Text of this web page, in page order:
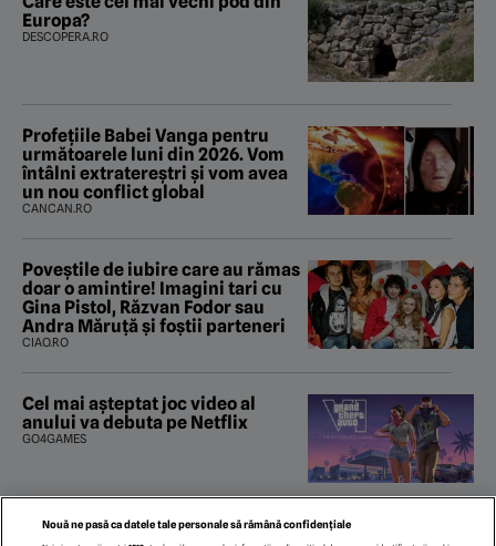
Europa?
DESCOPERA.RO
Profețiile Babei Vanga pentru
următoarele luni din 2026. Vom
întâlni extratereștri și vom avea
un nou conflict global
CANCAN.RO
Poveştile de iubire care au rămas
doar o amintire! Imagini tari cu
Gina Pistol, Răzvan Fodor sau
Andra Măruţă şi foştii parteneri
CIAO.RO
Cel mai așteptat joc video al
anului va debuta pe Netflix
GO4GAMES
Nivelul extrem de scăzut al
Nouă ne pasă ca datele tale personale să rămână confidențiale